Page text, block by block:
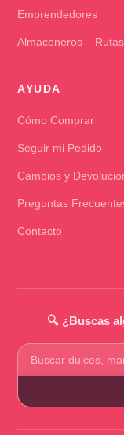
Emprendedores
Almaceneros – Rutas
AYUDA
Cómo Comprar
Seguir mi Pedido
Cambios y
Preguntas
Contacto
🔍 ¿Buscas
Buscar
productos